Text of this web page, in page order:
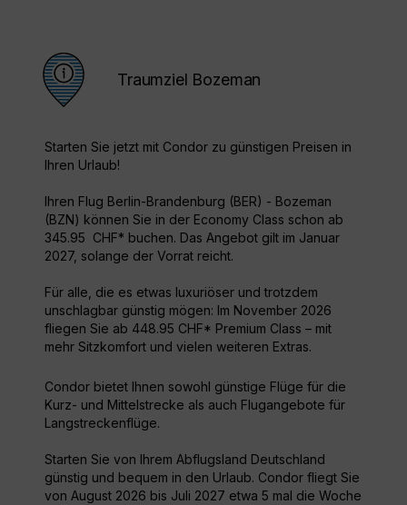
Traumziel Bozeman
Starten Sie jetzt mit Condor zu günstigen Preisen in
Ihren Urlaub!
Ihren Flug Berlin-Brandenburg (BER) - Bozeman
(BZN) können Sie in der Economy Class schon ab
345.95 CHF* buchen. Das Angebot gilt im Januar
2027, solange der Vorrat reicht.
Für alle, die es etwas luxuriöser und trotzdem
unschlagbar günstig mögen: Im November 2026
fliegen Sie ab 448.95 CHF* Premium Class – mit
mehr Sitzkomfort und vielen weiteren Extras.
Condor bietet Ihnen sowohl günstige Flüge für die
Kurz- und Mittelstrecke als auch Flugangebote für
Langstreckenflüge.
Starten Sie von Ihrem Abflugsland Deutschland
günstig und bequem in den Urlaub. Condor fliegt Sie
von August 2026 bis Juli 2027 etwa 5 mal die Woche